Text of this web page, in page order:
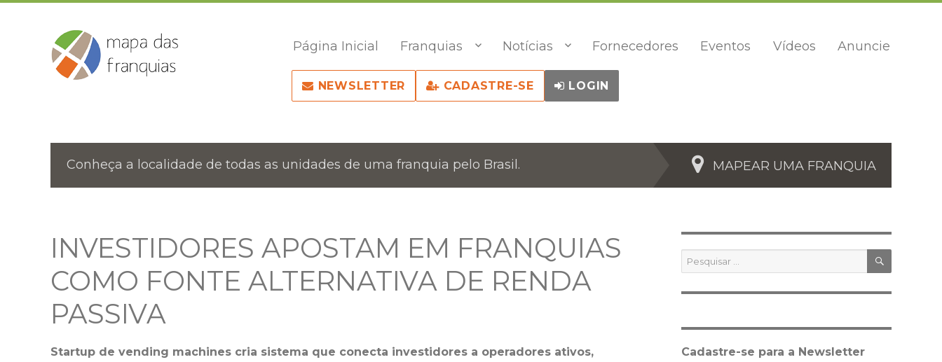
Página Inicial Franquias Notícias Fornecedores Eventos Vídeos Anuncie
NEWSLETTER CADASTRE-SE LOGIN
Conheça a localidade de todas as unidades de uma franquia pelo Brasil. MAPEAR UMA FRANQUIA
INVESTIDORES APOSTAM EM FRANQUIAS
COMO FONTE ALTERNATIVA DE RENDA
PASSIVA
Startup de vending machines cria sistema que conecta investidores a operadores ativos,
Pesquisar
por:
Cadastre-se para a Newsletter